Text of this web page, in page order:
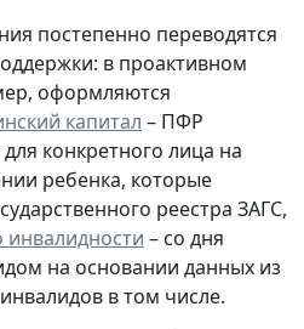
постепенно переводятся
в проактивном
оформляются
капитал – ПФР
конкретного лица на
ребенка, которые
реестра ЗАГС,
инвалидности – со дня
на основании данных из
в том числе.